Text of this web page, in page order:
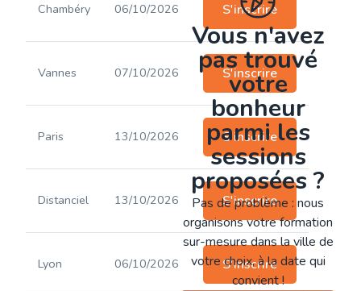
Chambéry 06/10/2026 S'inscrire
Vannes 07/10/2026 S'inscrire
Paris 13/10/2026 S'inscrire
Distanciel 13/10/2026 S'inscrire
Lyon 06/10/2026 S'inscrire
Vous n'avez
pas trouvé
votre
bonheur
parmi les
sessions
proposées ?
Pas de problème : nous
organisons votre formation
sur-mesure dans la ville de
votre choix, à la date qui
convient !